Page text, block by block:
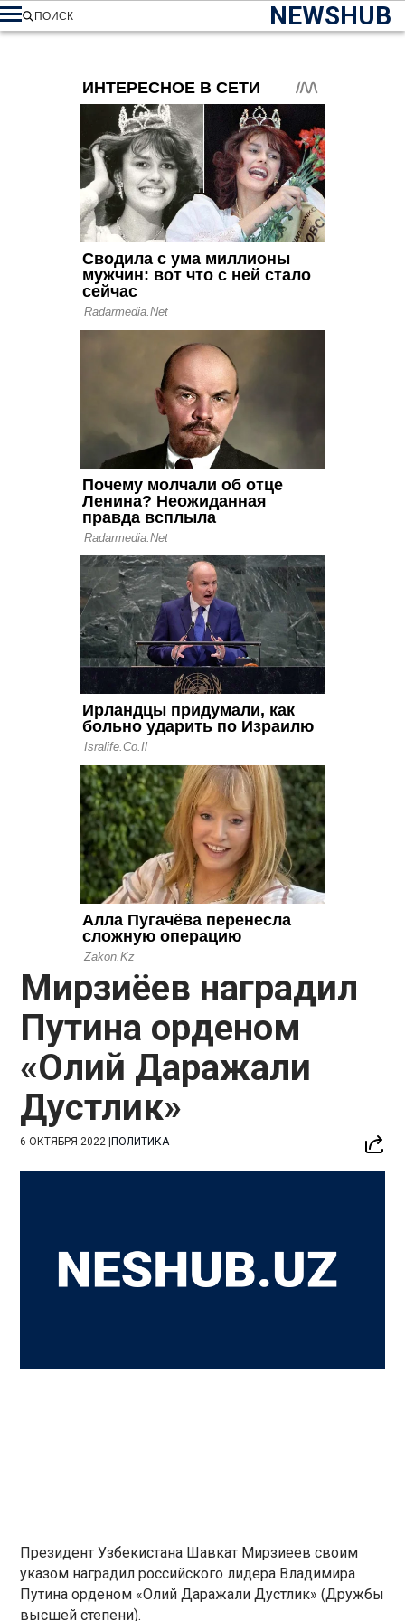
NEWSHUB
ПОИСК
Мирзиёев наградил
Путина орденом
«Олий Даражали
Дустлик»
6 ОКТЯБРЯ 2022 |ПОЛИТИКА
Президент Узбекистана Шавкат Мирзиеев своим
указом наградил российского лидера Владимира
Путина орденом «Олий Даражали Дустлик» (Дружбы
высшей степени).